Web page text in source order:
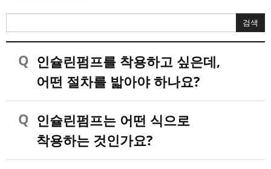
인슐린펌프를 착용하고 싶은데,
어떤 절차를 밟아야 하나요?
인슐린펌프는 어떤 식으로
착용하는 것인가요?